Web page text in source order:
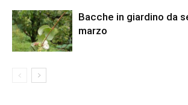
Bacche in giardino da
marzo